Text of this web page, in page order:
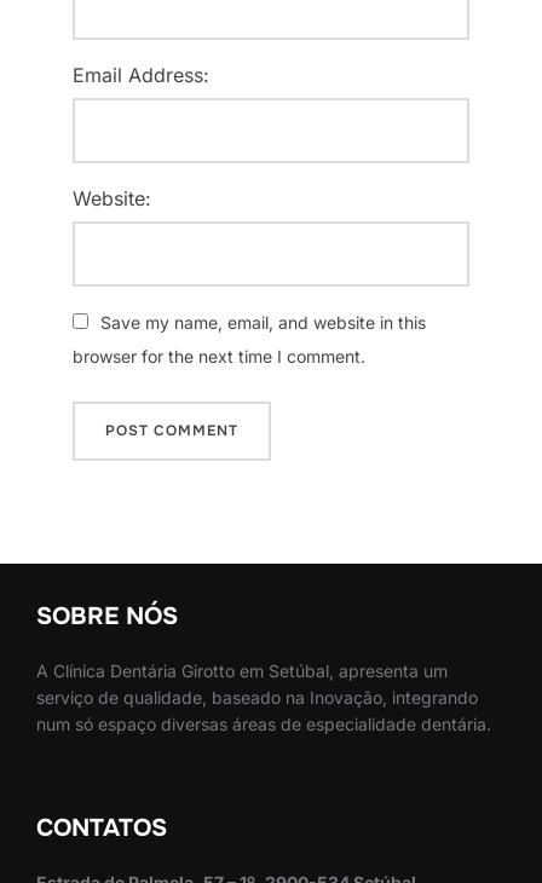
Email Address:
Website:
Save my name, email, and website in this
browser for the next time I comment.
SOBRE NÓS
A Clínica Dentária Girotto em Setúbal, apresenta um
serviço de qualidade, baseado na Inovação, integrando
num só espaço diversas áreas de especialidade dentária.
CONTATOS